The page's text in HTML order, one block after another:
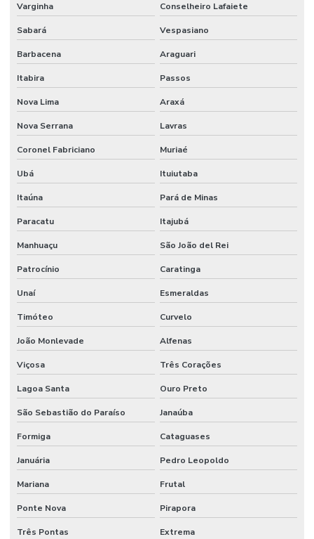
Varginha Conselheiro Lafaiete
Sabará Vespasiano
Barbacena Araguari
Itabira Passos
Nova Lima Araxá
Nova Serrana Lavras
Coronel Fabriciano Muriaé
Ubá Ituiutaba
Itaúna Pará de Minas
Paracatu Itajubá
Manhuaçu São João del Rei
Patrocínio Caratinga
Unaí Esmeraldas
Timóteo Curvelo
João Monlevade Alfenas
Viçosa Três Corações
Lagoa Santa Ouro Preto
São Sebastião do Paraíso Janaúba
Formiga Cataguases
Januária Pedro Leopoldo
Mariana Frutal
Ponte Nova Pirapora
Três Pontas Extrema